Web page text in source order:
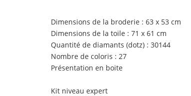
Dimensions de la broderie : 63 x 53 cm
Dimensions de la toile : 71 x 61 cm
Quantité de diamants (dotz) : 30144
Nombre de coloris : 27
Présentation en boite
Kit niveau expert